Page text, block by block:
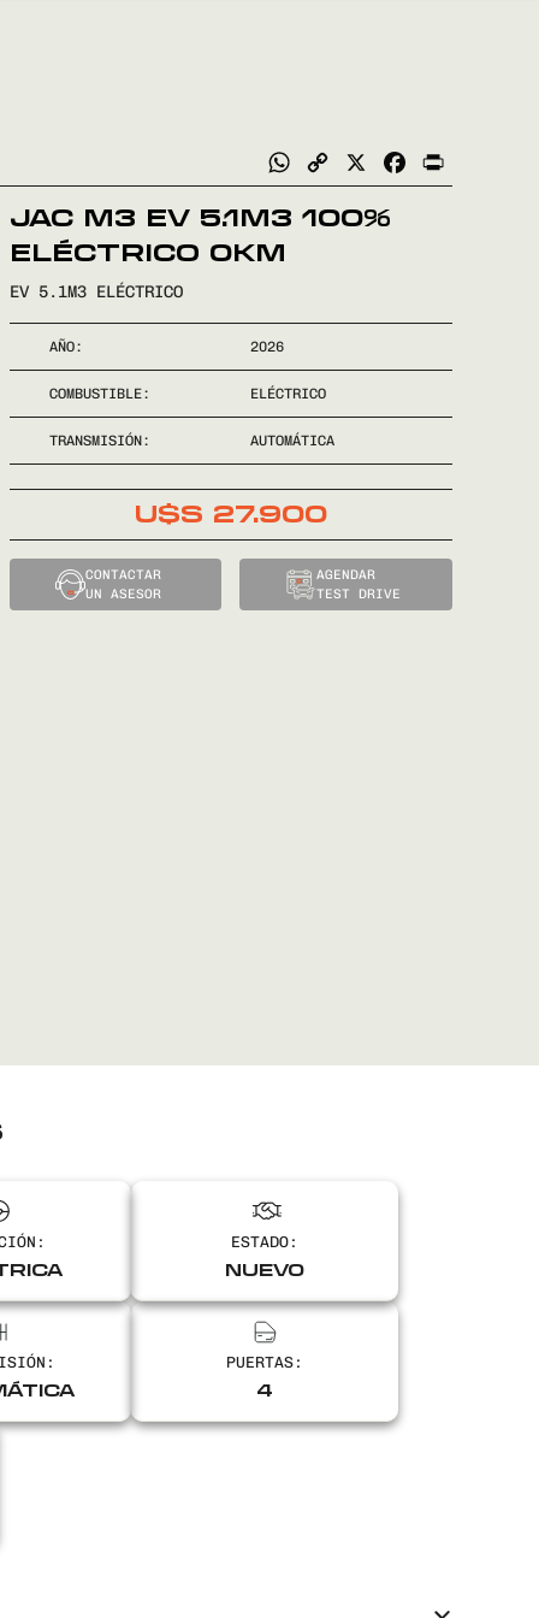
WhatsApp
Copy
Link
Facebook
JAC M3 EV 5.1M3 100%
ELÉCTRICO 0KM
EV 5.1M3 ELÉCTRICO
AÑO: 2026
COMBUSTIBLE: ELÉCTRICO
TRANSMISIÓN: AUTOMÁTICA
U$S 27.900
CONTACTAR
UN ASESOR
AGENDAR
TEST DRIVE
ESTADO:
NUEVO
PUERTAS:
4